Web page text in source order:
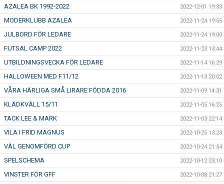
AZALEA BK 1992-2022 2022-12-01 19:33
MODERKLUBB AZALEA 2022-11-24 19:55
JULBORD FÖR LEDARE 2022-11-24 19:00
FUTSAL CAMP 2022 2022-11-23 13:44
UTBILDNINGSVECKA FÖR LEDARE 2022-11-14 16:29
HALLOWEEN MED F11/12 2022-11-13 20:02
VÅRA HÄRLIGA SMÅ LIRARE FÖDDA 2016 2022-11-09 14:31
KLÄDKVÄLL 15/11 2022-11-05 16:25
TACK LEE & MARK 2022-11-03 22:14
VILA I FRID MAGNUS 2022-10-25 13:23
VÄL GENOMFÖRD CUP 2022-10-24 21:54
SPELSCHEMA 2022-10-12 23:10
VINSTER FÖR GFF 2022-10-08 21:27